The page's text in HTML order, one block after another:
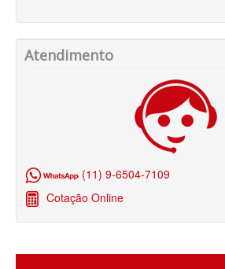
TOTAL MEDCARE PLANO DE SAÚDE SÊNIOR
TRANSMONTANO PLANO DE SAÚDE SÊNIOR
ÚNICA PLANO DE SAÚDE SÊNIOR
UNIHOSP PLANO DE SAÚDE SÊNIOR
PLANO DE SAÚDE AMEPLAN
PLANO DE SAÚDE AMENO
PLANO DE SAÚDE AMIL
Atendimento
(11) 9-6504-7109
Cotação Online